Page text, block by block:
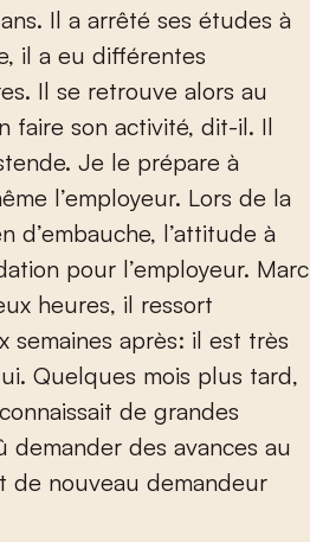
Il a arrêté ses études à
il a eu différentes
Il se retrouve alors au
faire son activité, dit-il. Il
Je le prépare à
l’employeur. Lors de la
d’embauche, l’attitude à
pour l’employeur. Marc
heures, il ressort
semaines après: il est très
Quelques mois plus tard,
de grandes
demander des avances au
de nouveau demandeur